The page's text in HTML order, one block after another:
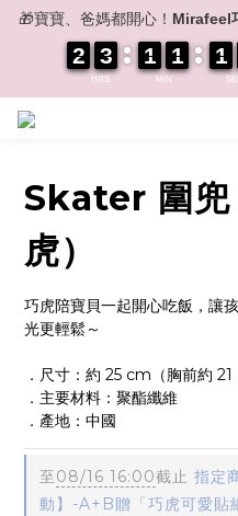
Skater 圍兜
虎）
巧虎陪寶貝一起開心吃飯，讓
光更輕鬆～
．尺寸：約 25 cm（胸前約
．主要材料：聚酯纖維
．產地：中國
至08/16 16:00截止 指定
動】-A+B贈「巧虎可愛貼
🎁寶寶、爸媽都開心！ Mirafeel
HRS
2
2
2
2 3
3
3
3
MIN
1
1
1
1 1
1
1
1 1
1
0